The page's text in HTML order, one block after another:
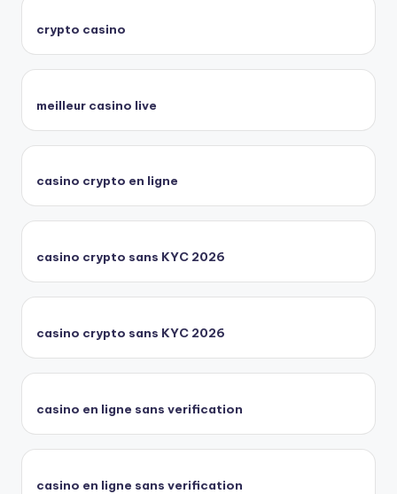
crypto casino
meilleur casino live
casino crypto en ligne
casino crypto sans KYC 2026
casino crypto sans KYC 2026
casino en ligne sans verification
casino en ligne sans verification